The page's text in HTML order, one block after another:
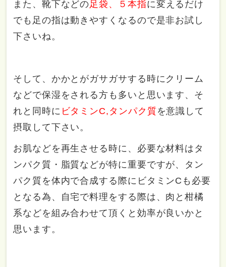
また、靴下などの足袋、５本指に変えるだけ
でも足の指は動きやすくなるので是非お試し
下さいね。
そして、かかとがガサガサする時にクリーム
などで保湿をされる方も多いと思います、そ
れと同時に ビタミンC,タンパク質を意識して
摂取して下さい。
お肌などを再生させる時に、必要な材料はタ
ンパク質・脂質などが特に重要ですが、タン
パク質を体内で合成する際にビタミンCも必要
となる為、自宅で料理をする際は、肉と柑橘
系などを組み合わせて頂くと効率が良いかと
思います。